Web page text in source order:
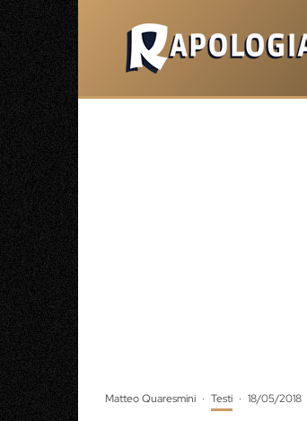
Matteo Quaresmini · Testi · 18/05/2018